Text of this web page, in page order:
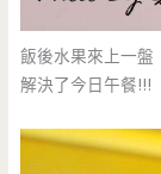
飯後水果來上一盤
解決了今日午餐!!!